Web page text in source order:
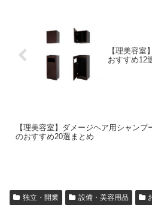
【理美容室
おすすめ12
【理美容室】ダメージヘア用シャンプ
のおすすめ20選まとめ
独立・開業 設備・美容用品